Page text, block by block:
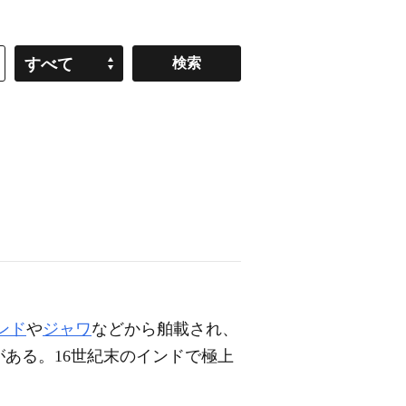
すべて
ドやジャワなどから舶載され、
ある。16世紀末のインドで極上